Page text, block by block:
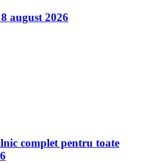
august 2026
complet pentru toate